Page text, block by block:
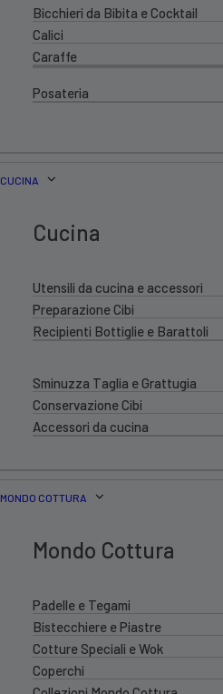
Bicchieri da Bibita e Cocktail
Calici
Caraffe
Posateria
CUCINA
Cucina
Utensili da cucina e accessori
Preparazione Cibi
Recipienti Bottiglie e Barattoli
Sminuzza Taglia e Grattugia
Conservazione Cibi
Accessori da cucina
MONDO COTTURA
Mondo Cottura
Padelle e Tegami
Bistecchiere e Piastre
Cotture Speciali e Wok
Coperchi